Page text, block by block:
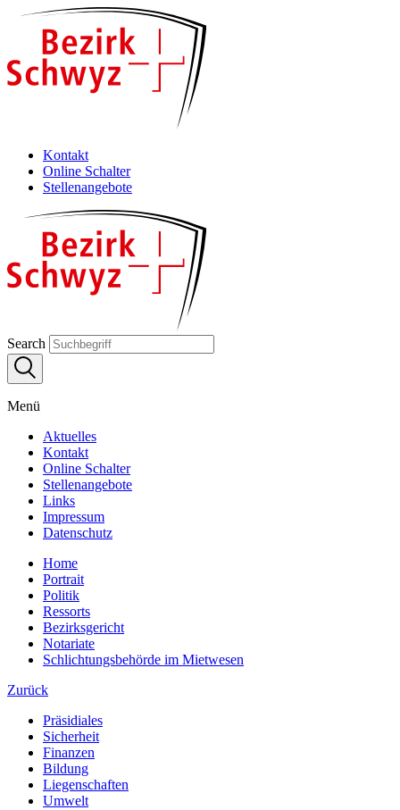
Kontakt
Online Schalter
Stellenangebote
Search
Menü
Aktuelles
Kontakt
Online Schalter
Stellenangebote
Links
Impressum
Datenschutz
Home
Portrait
Politik
Ressorts
Bezirksgericht
Notariate
Schlichtungsbehörde im Mietwesen
Zurück
Präsidiales
Sicherheit
Finanzen
Bildung
Liegenschaften
Umwelt